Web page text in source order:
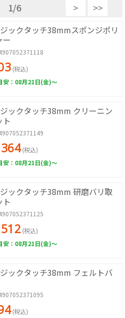
1/6 > >>
ックタッチ38mmスポンジポリ
ー
(税込)
安：08月21日(金)～
ックタッチ38mm クリーニン
ト
(税込)
安：08月21日(金)～
ックタッチ38mm 研磨バリ取
ト
(税込)
安：08月21日(金)～
ックタッチ38mm フェルトバ
(税込)